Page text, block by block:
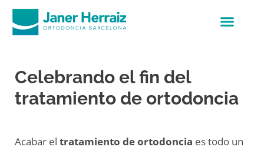
Celebrando el fin del
tratamiento de ortodoncia
Acabar el tratamiento de ortodoncia es todo un